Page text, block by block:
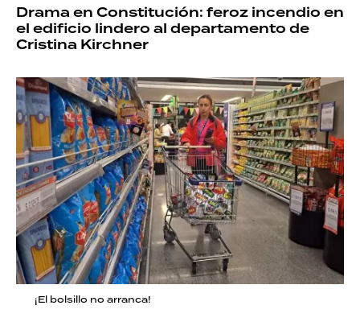
Drama en Constitución: feroz incendio en
el edificio lindero al departamento de
Cristina Kirchner
¡El bolsillo no arranca!